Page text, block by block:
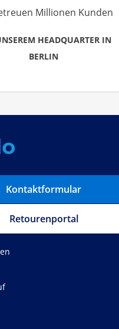
Millionen Kunden
HEADQUARTER IN
BERLIN
Kontaktformular
Retourenportal